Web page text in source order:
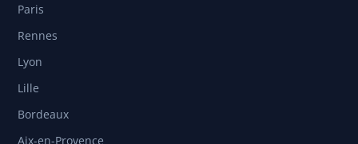
Paris
Rennes
Lyon
Lille
Bordeaux
Aix-en-Provence